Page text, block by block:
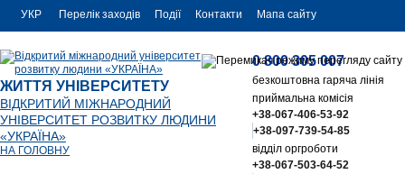
УКР
ENG
Перелік заходів Події Контакти Мапа сайту
ЖИТТЯ УНІВЕРСИТЕТУ
ВІДКРИТИЙ МІЖНАРОДНИЙ
УНІВЕРСИТЕТ РОЗВИТКУ ЛЮДИНИ
«УКРАЇНА»
НА ГОЛОВНУ
0 800 305 007
безкоштовна гаряча лінія
приймальна комісія
+38-067-406-53-92
+38-097-739-54-85
відділ оргроботи
+38-067-503-64-52